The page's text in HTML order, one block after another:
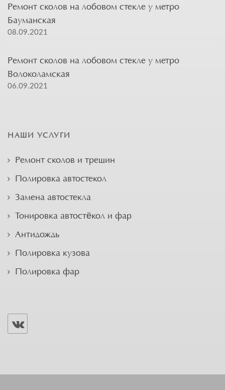
Ремонт сколов на лобовом стекле у метро
Бауманская
08.09.2021
Ремонт сколов на лобовом стекле у метро
Волоколамская
06.09.2021
НАШИ УСЛУГИ
Ремонт сколов и трещин
Полировка автостекол
Замена автостекла
Тонировка автостёкол и фар
Антидождь
Полировка кузова
Полировка фар